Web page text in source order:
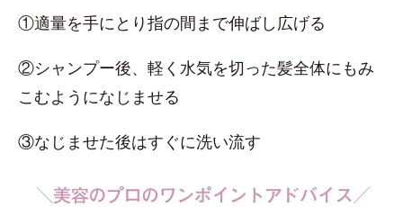
①適量を手にとり指の間まで伸ばし広げる
②シャンプー後、軽く水気を切った髪全体にもみ
こむようになじませる
③なじませた後はすぐに洗い流す